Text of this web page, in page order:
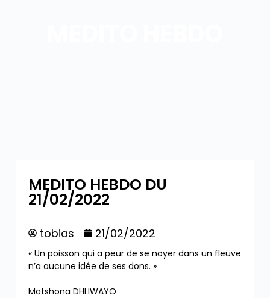
MEDITO HEBDO DU
21/02/2022
tobias 21/02/2022
« Un poisson qui a peur de se noyer dans un fleuve
n’a aucune idée de ses dons. »
Matshona DHLIWAYO